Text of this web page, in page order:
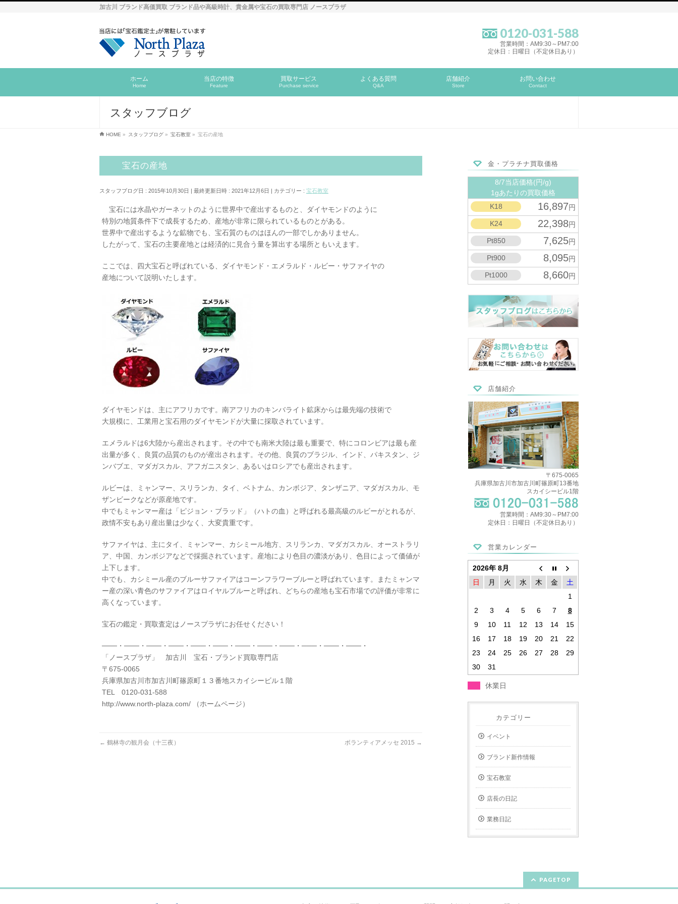
加古川 ブランド高価買取 ブランド品や高級時計、貴金属や宝石の買取専門店 ノースプラザ
0120-031-588
営業時間：AM9:30～PM7:00
定休日：日曜日（不定休日あり）
ホーム
Home
当店の特徴
Feature
買取サービス
Purchase service
よくある質問
Q&A
店舗紹介
Store
お問い合わせ
Contact
スタッフブログ
HOME » スタッフブログ » 宝石教室 » 宝石の産地
宝石の産地
スタッフブログ日 : 2015年10月30日 最終更新日時 : 2021年12月6日 カテゴリー : 宝石教室
宝石には水晶やガーネットのように世界中で産出するものと、ダイヤモンドのように
特別の地質条件下で成長するため、産地が非常に限られているものとがある。
世界中で産出するような鉱物でも、宝石質のものはほんの一部でしかありません。
したがって、宝石の主要産地とは経済的に見合う量を算出する場所ともいえます。
ここでは、四大宝石と呼ばれている、ダイヤモンド・エメラルド・ルビー・サファイヤの
産地について説明いたします。
ダイヤモンドは、主にアフリカです。南アフリカのキンバライト鉱床からは最先端の技術で
大規模に、工業用と宝石用のダイヤモンドが大量に採取されています。
エメラルドは6大陸から産出されます。その中でも南米大陸は最も重要で、特にコロンビアは最も産
出量が多く、良質の品質のものが産出されます。その他、良質のブラジル、インド、パキスタン、ジ
ンバブエ、マダガスカル、アフガニスタン、あるいはロシアでも産出されます。
ルビーは、ミャンマー、スリランカ、タイ、ベトナム、カンボジア、タンザニア、マダガスカル、モ
ザンビークなどが原産地です。
中でもミャンマー産は「ピジョン・ブラッド」（ハトの血）と呼ばれる最高級のルビーがとれるが、
政情不安もあり産出量は少なく、大変貴重です。
サファイヤは、主にタイ、ミャンマー、カシミール地方、スリランカ、マダガスカル、オーストラリ
ア、中国、カンボジアなどで採掘されています。産地により色目の濃淡があり、色目によって価値が
上下します。
中でも、カシミール産のブルーサファイアはコーンフラワーブルーと呼ばれています。またミャンマ
ー産の深い青色のサファイアはロイヤルブルーと呼ばれ、どちらの産地も宝石市場での評価が非常に
高くなっています。
宝石の鑑定・買取査定はノースプラザにお任せください！
───・───・───・───・───・───・───・───・───・───・───・───・
「ノースプラザ」 加古川 宝石・ブランド買取専門店
〒675-0065
兵庫県加古川市加古川町篠原町１３番地スカイシービル１階
TEL 0120-031-588
http://www.north-plaza.com/ （ホームページ）
← 鶴林寺の観月会（十三夜） ボランティアメッセ 2015 →
金・プラチナ買取価格
8/7当店価格(円/g)
1gあたりの買取価格
K18
16,897円
K24
22,398円
Pt850
7,625円
Pt900
8,095円
Pt1000
8,660円
店舗紹介
〒675-0065
兵庫県加古川市加古川町篠原町13番地
スカイシービル1階
営業時間：AM9:30～PM7:00
定休日：日曜日（不定休日あり）
営業カレンダー
2026年 8月
日
月 火 水 木 金
土
1
2
3 4 5 6 7
8
9
10 11 12 13 14
15
16
17 18 19 20 21
22
23
24 25 26 27 28
29
30
31
休業日
カテゴリー
イベント
ブランド新作情報
宝石教室
店長の日記
業務日記
PAGETOP